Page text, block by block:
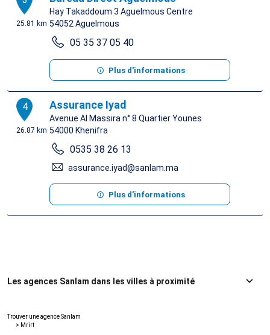
25.81 km
Hay Takaddoum 3 Aguelmous Centre
54052 Aguelmous
05 35 37 05 40
Plus d'informations
4
26.87 km
Assurance Iyad
Avenue Al Massira n° 8 Quartier Younes
54000 Khenifra
0535 38 26 13
assurance.iyad@sanlam.ma
Plus d'informations
Les agences Sanlam dans les villes à proximité
Trouver une agence Sanlam
> Mrirt